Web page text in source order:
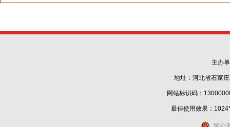
主办
地址：河北省石家
网站标识码：
最佳使用效果：